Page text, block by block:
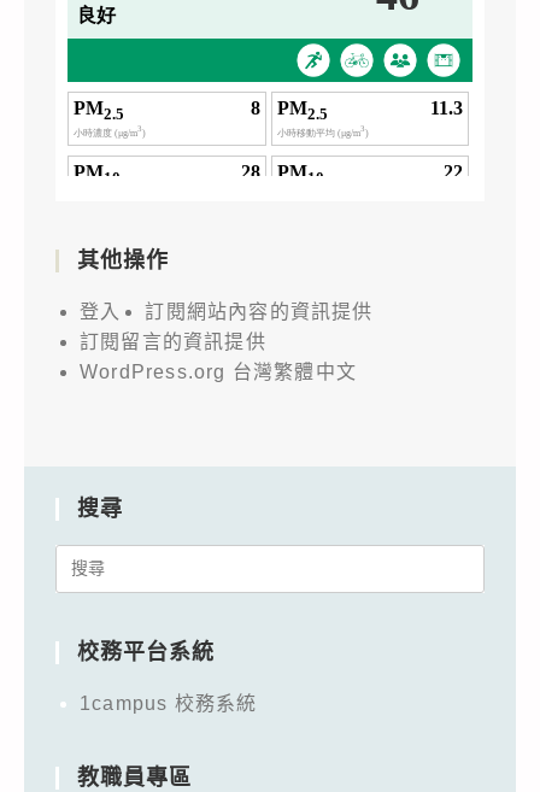
其他操作
登入
訂閱網站內容的資訊提供
訂閱留言的資訊提供
WordPress.org 台灣繁體中文
搜尋
Search
校務平台系統
1campus 校務系統
教職員專區